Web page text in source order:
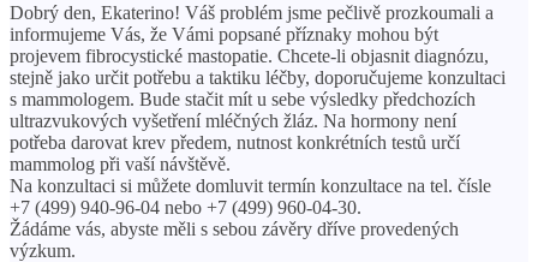
Dobrý den, Ekaterino! Váš problém jsme pečlivě prozkoumali a
informujeme Vás, že Vámi popsané příznaky mohou být
projevem fibrocystické mastopatie. Chcete-li objasnit diagnózu,
stejně jako určit potřebu a taktiku léčby, doporučujeme konzultaci
s mammologem. Bude stačit mít u sebe výsledky předchozích
ultrazvukových vyšetření mléčných žláz. Na hormony není
potřeba darovat krev předem, nutnost konkrétních testů určí
mammolog při vaší návštěvě.
Na konzultaci si můžete domluvit termín konzultace na tel. čísle
+7 (499) 940-96-04 nebo +7 (499) 960-04-30.
Žádáme vás, abyste měli s sebou závěry dříve provedených
výzkum.